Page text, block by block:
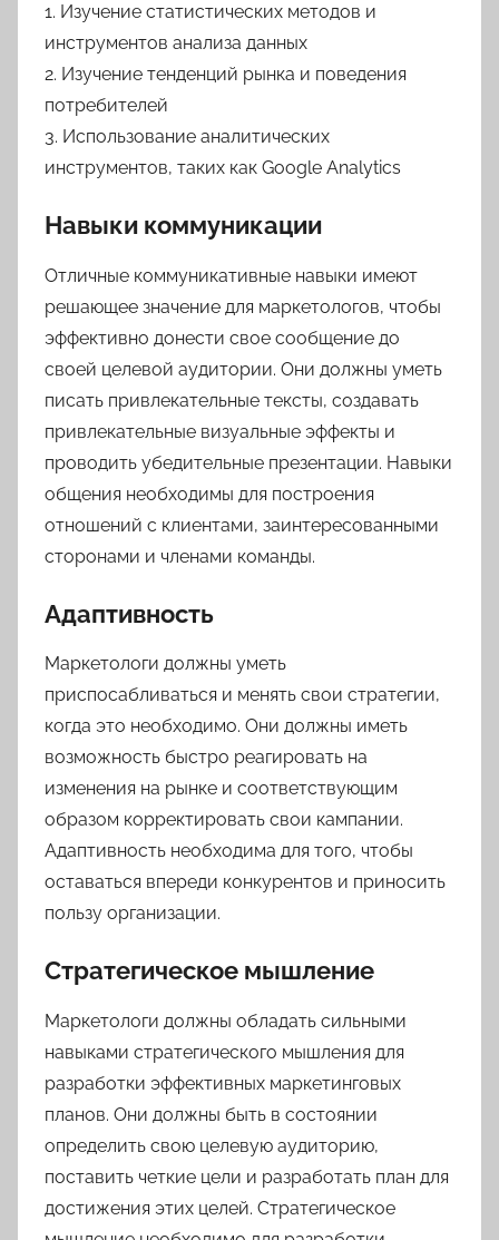
1. Изучение статистических методов и
инструментов анализа данных
2. Изучение тенденций рынка и поведения
потребителей
3. Использование аналитических
инструментов, таких как Google Analytics
Навыки коммуникации
Отличные коммуникативные навыки имеют
решающее значение для маркетологов, чтобы
эффективно донести свое сообщение до
своей целевой аудитории. Они должны уметь
писать привлекательные тексты, создавать
привлекательные визуальные эффекты и
проводить убедительные презентации. Навыки
общения необходимы для построения
отношений с клиентами, заинтересованными
сторонами и членами команды.
Адаптивность
Маркетологи должны уметь
приспосабливаться и менять свои стратегии,
когда это необходимо. Они должны иметь
возможность быстро реагировать на
изменения на рынке и соответствующим
образом корректировать свои кампании.
Адаптивность необходима для того, чтобы
оставаться впереди конкурентов и приносить
пользу организации.
Стратегическое мышление
Маркетологи должны обладать сильными
навыками стратегического мышления для
разработки эффективных маркетинговых
планов. Они должны быть в состоянии
определить свою целевую аудиторию,
поставить четкие цели и разработать план для
достижения этих целей. Стратегическое